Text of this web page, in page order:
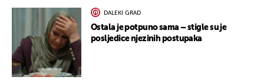
DALEKI GRAD
Ostala je potpuno sama – stigle su je
posljedice njezinih postupaka